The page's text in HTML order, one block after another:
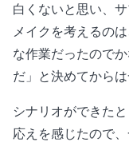
白くないと思い、
メイクを考えるの
な作業だったので
だ」と決めてから
シナリオができた
応えを感じたので